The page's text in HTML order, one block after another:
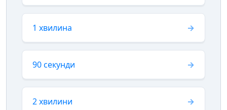
1 хвилина
90 секунди
2 хвилини